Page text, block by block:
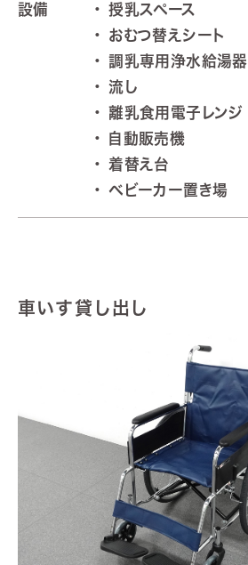
設備
授乳スペース
おむつ替えシート
調乳専用浄水給湯器
流し
離乳食用電子レンジ
自動販売機
着替え台
ベビーカー置き場
車いす貸し出し